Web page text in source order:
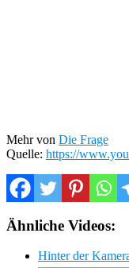
Mehr von Die Frage
Quelle: https://
Ähnliche Videos:
Hinter der